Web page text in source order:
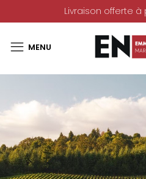
Livraison offerte